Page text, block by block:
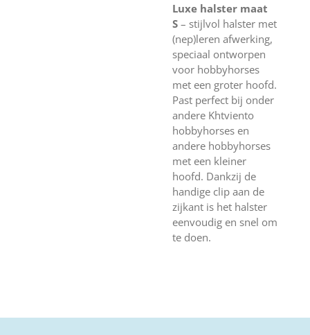
Luxe halster maat
S – stijlvol halster met
(nep)leren afwerking,
speciaal ontworpen
voor hobbyhorses
met een groter hoofd.
Past perfect bij onder
andere Khtviento
hobbyhorses en
andere hobbyhorses
met een kleiner
hoofd. Dankzij de
handige clip aan de
zijkant is het halster
eenvoudig en snel om
te doen.